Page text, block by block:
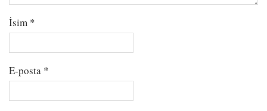
İsim *
E-posta *